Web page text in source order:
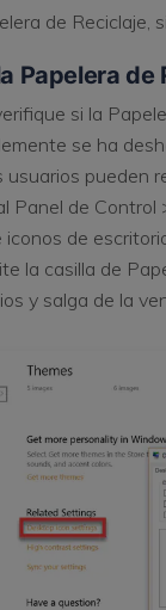
de Reciclaje,
Papelera de
si la
se ha
usuarios pueden
Panel de Control
iconos de
la casilla de
y salga de la